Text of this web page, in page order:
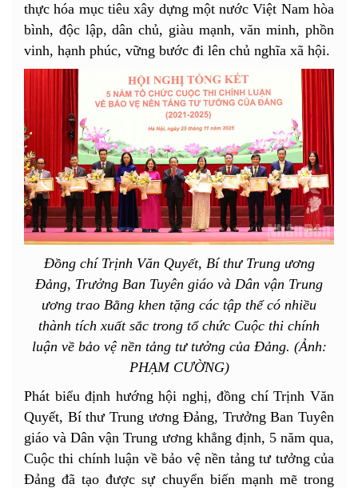
thực hóa mục tiêu xây dựng một nước Việt Nam hòa
bình, độc lập, dân chủ, giàu mạnh, văn minh, phồn
vinh, hạnh phúc, vững bước đi lên chủ nghĩa xã hội.
Đồng chí Trịnh Văn Quyết, Bí thư Trung ương
Đảng, Trưởng Ban Tuyên giáo và Dân vận Trung
ương trao Bằng khen tặng các tập thể có nhiều
thành tích xuất sắc trong tổ chức Cuộc thi chính
luận về bảo vệ nền tảng tư tưởng của Đảng. (Ảnh:
PHẠM CƯỜNG)
Phát biểu định hướng hội nghị, đồng chí Trịnh Văn
Quyết, Bí thư Trung ương Đảng, Trưởng Ban Tuyên
giáo và Dân vận Trung ương khẳng định, 5 năm qua,
Cuộc thi chính luận về bảo vệ nền tảng tư tưởng của
Đảng đã tạo được sự chuyển biến mạnh mẽ trong